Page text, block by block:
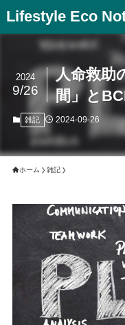
Lifestyle Eco
人命救助
間」と
2024
9/26
雑記 2024-09-26
ホーム 雑記